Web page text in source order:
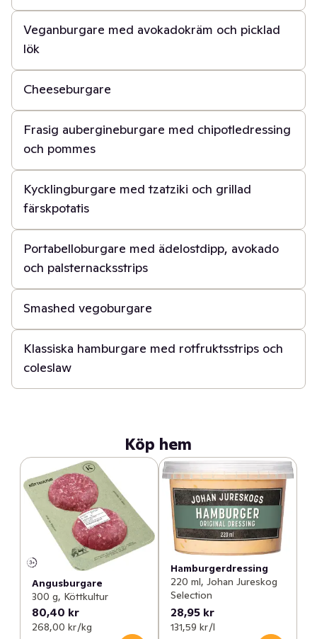
Veganburgare med avokadokräm och picklad
lök
15 min
Cheeseburgare
45 min
Frasig aubergineburgare med chipotledressing
och pommes
40 min
Kycklingburgare med tzatziki och grillad
färskpotatis
40 min
Portabelloburgare med ädelostdipp, avokado
och palsternacksstrips
20 min
Smashed vegoburgare
40 min
Klassiska hamburgare med rotfruktsstrips och
coleslaw
Köp hem
Angusburgare
300 g, Köttkultur
80,40 kr
268,00 kr /kg
Hamburgerdressing
220 ml, Johan Jureskog
Selection
28,95 kr
131,59 kr /l